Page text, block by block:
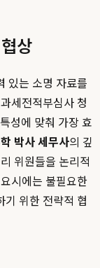
상
있는 소명 자료를
세전적부심사 청
성에 맞춰 가장 효
박사 세무사의 깊
위원들을 논리적
시에는 불필요한
위한 전략적 협